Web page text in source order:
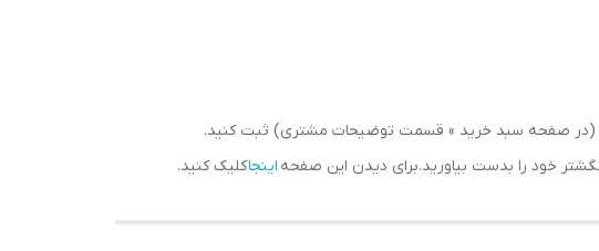
(در صفحه سبد خرید » قسمت توضیحات مشتری) ثبت کنید.
خود را بدست بیاورید.برای دیدن این صفحه اینجاکلیک کنید.